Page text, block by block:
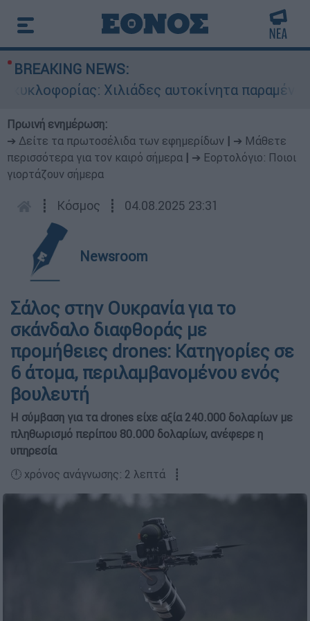
BREAKING NEWS:
Χιλιάδες αυτοκίνητα παραμένουν
Πρωινή ενημέρωση:
➔ Δείτε τα πρωτοσέλιδα των εφημερίδων
➔ Μάθετε
περισσότερα για τον καιρό σήμερα
➔ Εορτολόγιο: Ποιοι
γιορτάζουν σήμερα
┋ Κόσμος ┋ 04.08.2025 23:31
Newsroom
Σάλος στην Ουκρανία για το
σκάνδαλο διαφθοράς με
προμήθειες drones: Κατηγορίες σε
6 άτομα, περιλαμβανομένου ενός
βουλευτή
Η σύμβαση για τα drones είχε αξία 240.000 δολαρίων με
πληθωρισμό περίπου 80.000 δολαρίων, ανέφερε η
υπηρεσία
🕛 χρόνος ανάγνωσης: 2 λεπτά ┋